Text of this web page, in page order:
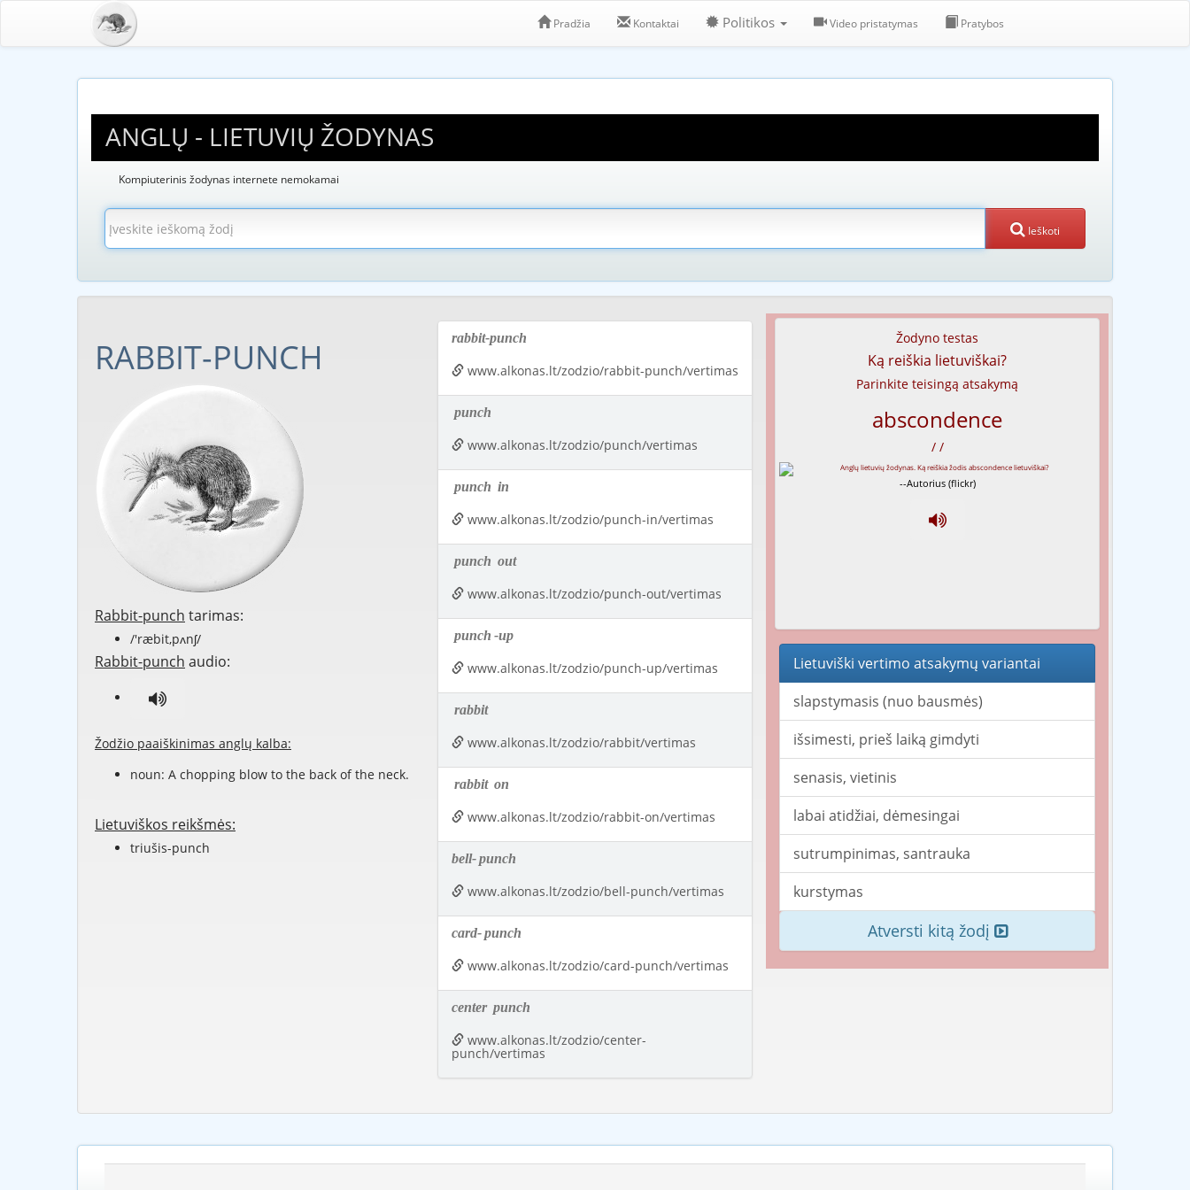
Pradžia Kontaktai Politikos Video pristatymas Pratybos
ANGLŲ - LIETUVIŲ ŽODYNAS
Kompiuterinis žodynas internete nemokamai
Ieškoti
RABBIT-PUNCH
Rabbit-punch tarimas:
/'ræbit,pʌnʃ/
Rabbit-punch audio:
Žodžio paaiškinimas anglų kalba:
noun: A chopping blow to the back of the neck.
Lietuviškos reikšmės:
triušis-punch
rabbit-punch
www.alkonas.lt/zodzio/rabbit-punch/vertimas
punch
www.alkonas.lt/zodzio/punch/vertimas
punch in
www.alkonas.lt/zodzio/punch-in/vertimas
punch out
www.alkonas.lt/zodzio/punch-out/vertimas
punch -up
www.alkonas.lt/zodzio/punch-up/vertimas
rabbit
www.alkonas.lt/zodzio/rabbit/vertimas
rabbit on
www.alkonas.lt/zodzio/rabbit-on/vertimas
bell-punch
www.alkonas.lt/zodzio/bell-punch/vertimas
card-punch
www.alkonas.lt/zodzio/card-punch/vertimas
center punch
www.alkonas.lt/zodzio/center-
punch/vertimas
Žodyno testas
Ką reiškia lietuviškai?
Parinkite teisingą atsakymą
abscondence
/ /
--Autorius (flickr)
Lietuviški vertimo atsakymų variantai
slapstymasis (nuo bausmės)
išsimesti, prieš laiką gimdyti
senasis, vietinis
labai atidžiai, dėmesingai
sutrumpinimas, santrauka
kurstymas
Atversti kitą žodį